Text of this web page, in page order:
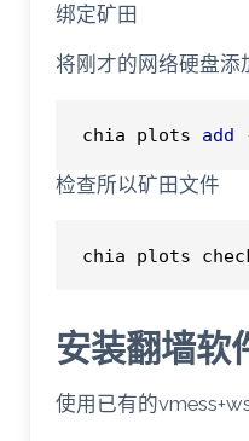
绑定矿田
将刚才的网络硬盘添
chia plots add
检查所以矿田文件
chia plots
安装翻墙软
使用已有的